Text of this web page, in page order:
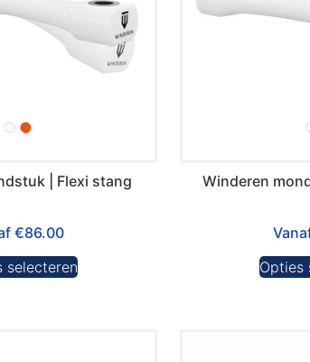
| Flexi stang
€86.00
selecteren
Winderen
Opties